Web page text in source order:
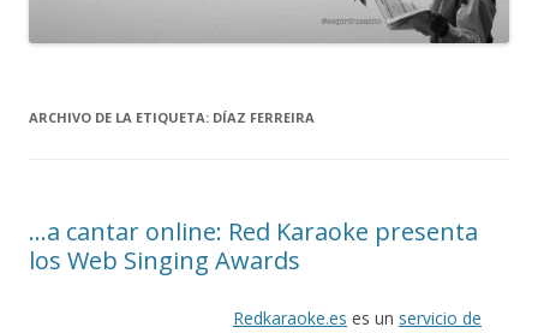
ARCHIVO DE LA ETIQUETA: DÍAZ FERREIRA
…a cantar online: Red Karaoke presenta
los Web Singing Awards
Redkaraoke.es es un servicio de